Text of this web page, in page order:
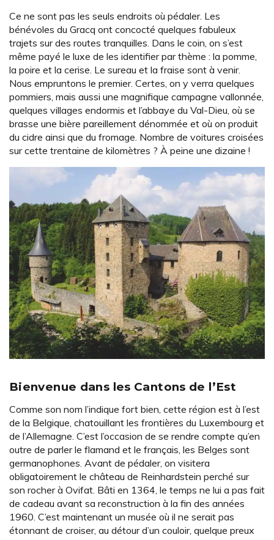
Ce ne sont pas les seuls endroits où pédaler. Les
bénévoles du Gracq ont concocté quelques fabuleux
trajets sur des routes tranquilles. Dans le coin, on s’est
même payé le luxe de les identifier par thème : la pomme,
la poire et la cerise. Le sureau et la fraise sont à venir.
Nous empruntons le premier. Certes, on y verra quelques
pommiers, mais aussi une magnifique campagne vallonnée,
quelques villages endormis et l’abbaye du Val-Dieu, où se
brasse une bière pareillement dénommée et où on produit
du cidre ainsi que du fromage. Nombre de voitures croisées
sur cette trentaine de kilomètres ? À peine une dizaine !
Bienvenue dans les Cantons de l’Est
Comme son nom l’indique fort bien, cette région est à l’est
de la Belgique, chatouillant les frontières du Luxembourg et
de l’Allemagne. C’est l’occasion de se rendre compte qu’en
outre de parler le flamand et le français, les Belges sont
germanophones. Avant de pédaler, on visitera
obligatoirement le château de Reinhardstein perché sur
son rocher à Ovifat. Bâti en 1364, le temps ne lui a pas fait
de cadeau avant sa reconstruction à la fin des années
1960. C’est maintenant un musée où il ne serait pas
étonnant de croiser, au détour d’un couloir, quelque preux